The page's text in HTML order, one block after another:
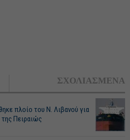
ΣΧΟΛΙΑΣΜΕΝΑ
πλοίο του Ν. Λιβανού για
Πειραιώς